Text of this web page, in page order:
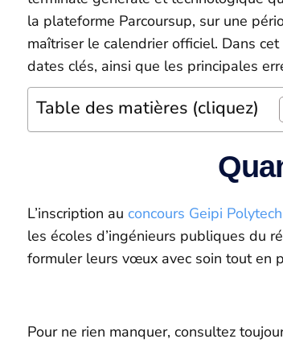
la plateforme Parcoursup, sur une
maîtriser le calendrier officiel. Dans
dates clés, ainsi que les principales
Table des matières (cliquez)
L’inscription au concours Geipi Polytech
les écoles d’ingénieurs publiques du
formuler leurs vœux avec soin tout en
Pour ne rien manquer, consultez